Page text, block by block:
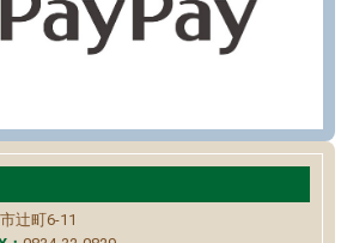
辻町6-11